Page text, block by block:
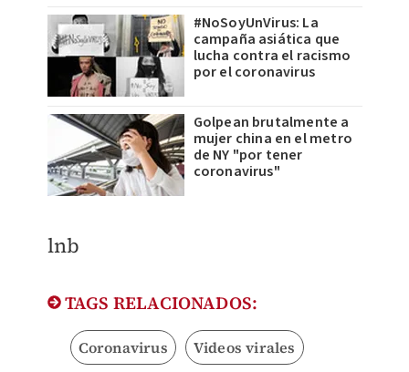
#NoSoyUnVirus: La
campaña asiática que
lucha contra el racismo
por el coronavirus
Golpean brutalmente a
mujer china en el metro
de NY "por tener
coronavirus"
lnb
TAGS RELACIONADOS:
Coronavirus Videos virales